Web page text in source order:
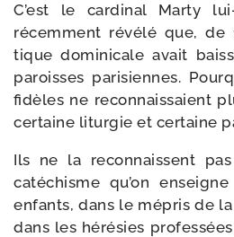
C’est le car­di­nal Marty
récem­ment révé­lé que, de
tique domi­ni­cale avait
paroisses pari­siennes.
fidèles ne recon­nais­saient
cer­taine litur­gie et cer­taine
Ils ne la recon­naissent
caté­chisme qu’on
enfants, dans le mépris de
dans les héré­sies